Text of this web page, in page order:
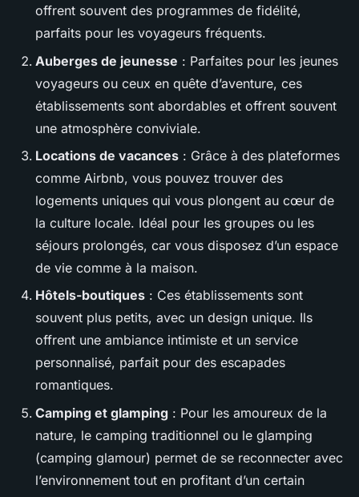
offrent souvent des programmes de fidélité,
parfaits pour les voyageurs fréquents.
Auberges de jeunesse : Parfaites pour les jeunes
voyageurs ou ceux en quête d’aventure, ces
établissements sont abordables et offrent souvent
une atmosphère conviviale.
Locations de vacances : Grâce à des plateformes
comme Airbnb, vous pouvez trouver des
logements uniques qui vous plongent au cœur de
la culture locale. Idéal pour les groupes ou les
séjours prolongés, car vous disposez d’un espace
de vie comme à la maison.
Hôtels-boutiques : Ces établissements sont
souvent plus petits, avec un design unique. Ils
offrent une ambiance intimiste et un service
personnalisé, parfait pour des escapades
romantiques.
Camping et glamping : Pour les amoureux de la
nature, le camping traditionnel ou le glamping
(camping glamour) permet de se reconnecter avec
l’environnement tout en profitant d’un certain